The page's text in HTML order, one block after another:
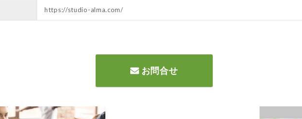
https://studio-alma.com/
お問合せ